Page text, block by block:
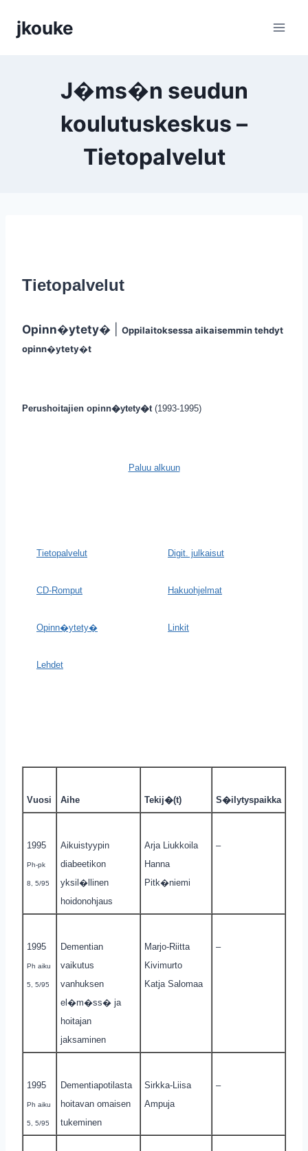
sisältöön
jkouke
J�ms�n seudun
koulutuskeskus –
Tietopalvelut
Tietopalvelut
Opinn�ytety�
Oppilaitoksessa aikaisemmin tehdyt
opinn�ytety�t
Perushoitajien opinn�ytety�t(1993-1995)
Paluu alkuun
Tietopalvelut Digit. julkaisut
CD-Romput Hakuohjelmat
Opinn�ytety� Linkit
Lehdet
Vuosi Aihe Tekij�(t) S�ilytyspaikka
1995
Ph-pk
8, 5/95
Aikuistyypin
diabeetikon
yksil�llinen
hoidonohjaus
Arja Liukkoila
Hanna
Pitk�niemi
–
1995
Ph aiku
5, 5/95
Dementian
vaikutus
vanhuksen
el�m�ss� ja
hoitajan
jaksaminen
Marjo-Riitta
Kivimurto
Katja Salomaa
–
1995
Ph aiku
5, 5/95
Dementiapotilasta
hoitavan omaisen
tukeminen
Sirkka-Liisa
Ampuja
–